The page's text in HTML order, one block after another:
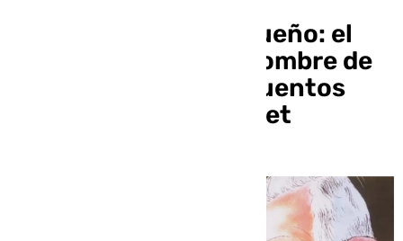
El Walt Disney malagueño: el
sueño de David, un hombre de
81 años que ilustra cuentos
infantiles con su tablet